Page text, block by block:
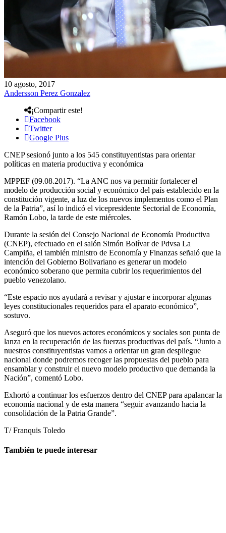
10 agosto, 2017
Andersson Perez Gonzalez
¡Compartir este!
Facebook
Twitter
Google Plus
CNEP sesionó junto a los 545 constituyentistas para orientar
políticas en materia productiva y económica
MPPEF (09.08.2017). “La ANC nos va permitir fortalecer el
modelo de producción social y económico del país establecido en la
constitución vigente, a luz de los nuevos implementos como el Plan
de la Patria”, así lo indicó el vicepresidente Sectorial de Economía,
Ramón Lobo, la tarde de este miércoles.
Durante la sesión del Consejo Nacional de Economía Productiva
(CNEP), efectuado en el salón Simón Bolívar de Pdvsa La
Campiña, el también ministro de Economía y Finanzas señaló que la
intención del Gobierno Bolivariano es generar un modelo
económico soberano que permita cubrir los requerimientos del
pueblo venezolano.
“Este espacio nos ayudará a revisar y ajustar e incorporar algunas
leyes constitucionales requeridos para el aparato económico”,
sostuvo.
Aseguró que los nuevos actores económicos y sociales son punta de
lanza en la recuperación de las fuerzas productivas del país. “Junto a
nuestros constituyentistas vamos a orientar un gran despliegue
nacional donde podremos recoger las propuestas del pueblo para
ensamblar y construir el nuevo modelo productivo que demanda la
Nación”, comentó Lobo.
Exhortó a continuar los esfuerzos dentro del CNEP para apalancar la
economía nacional y de esta manera “seguir avanzando hacia la
consolidación de la Patria Grande”.
T/ Franquis Toledo
También te puede interesar